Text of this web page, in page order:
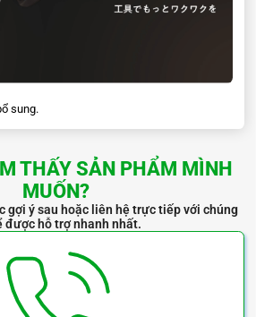
sung.
THẤY SẢN PHẨM MÌNH
MUỐN?
gợi ý sau hoặc liên hệ trực tiếp với chúng
được hỗ trợ nhanh nhất.